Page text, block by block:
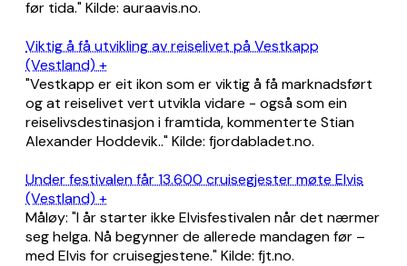
før tida." Kilde: auraavis.no.
Viktig å få utvikling av reiselivet på Vestkapp
(Vestland) +
"Vestkapp er eit ikon som er viktig å få marknadsført
og at reiselivet vert utvikla vidare - også som ein
reiselivsdestinasjon i framtida, kommenterte Stian
Alexander Hoddevik.." Kilde: fjordabladet.no.
Under festivalen får 13.600 cruisegjester møte Elvis
(Vestland) +
Måløy: "I år starter ikke Elvisfestivalen når det nærmer
seg helga. Nå begynner de allerede mandagen før –
med Elvis for cruisegjestene." Kilde: fjt.no.